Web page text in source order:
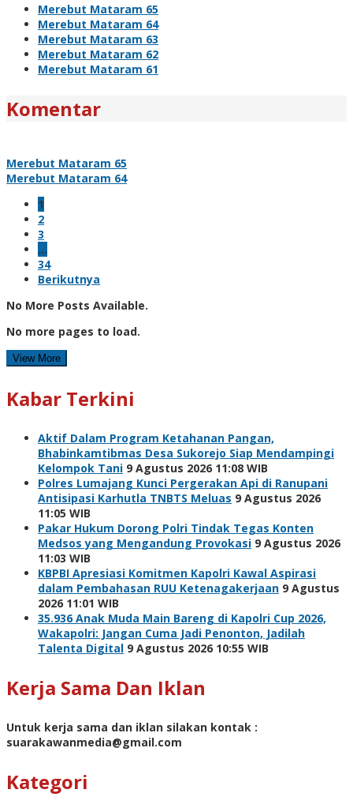
Merebut Mataram 65
Merebut Mataram 64
Merebut Mataram 63
Merebut Mataram 62
Merebut Mataram 61
Komentar
Merebut Mataram 65
Merebut Mataram 64
1
2
3
…
34
Berikutnya
No More Posts Available.
No more pages to load.
View More
Kabar Terkini
Aktif Dalam Program Ketahanan Pangan,
Bhabinkamtibmas Desa Sukorejo Siap Mendampingi
Kelompok Tani 9 Agustus 2026 11:08 WIB
Polres Lumajang Kunci Pergerakan Api di Ranupani
Antisipasi Karhutla TNBTS Meluas 9 Agustus 2026
11:05 WIB
Pakar Hukum Dorong Polri Tindak Tegas Konten
Medsos yang Mengandung Provokasi 9 Agustus 2026
11:03 WIB
KBPBI Apresiasi Komitmen Kapolri Kawal Aspirasi
dalam Pembahasan RUU Ketenagakerjaan 9 Agustus
2026 11:01 WIB
35.936 Anak Muda Main Bareng di Kapolri Cup 2026,
Wakapolri: Jangan Cuma Jadi Penonton, Jadilah
Talenta Digital 9 Agustus 2026 10:55 WIB
Kerja Sama Dan Iklan
Untuk kerja sama dan iklan silakan kontak :
suarakawanmedia@gmail.com
Kategori